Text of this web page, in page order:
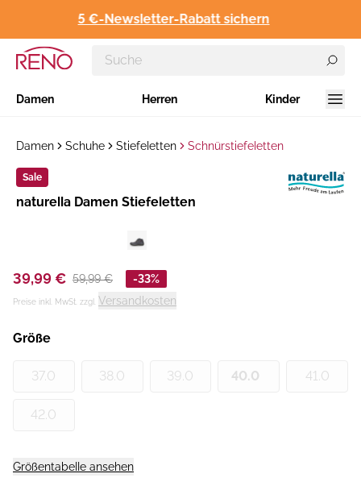
5 €-Newsletter-Rabatt sichern
Damen Herren Kinder
Damen Schuhe Stiefeletten Schnürstiefeletten
Sale
Hersteller:
naturella Damen Stiefeletten
39,99 € 59,99 € -33%
Preise inkl. MwSt. zzgl. Versandkosten
Größe
37.0 38.0 39.0 40.0 41.0
42.0
Größentabelle ansehen